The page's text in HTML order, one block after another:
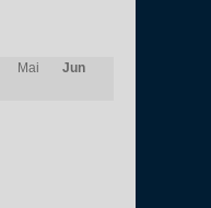
Mai
Jun